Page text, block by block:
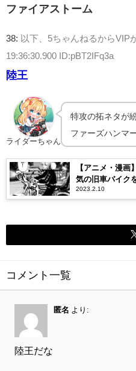
ファイアストーム
38: 以下、5ちゃんねるからVIP
19:36:30.900 ID:pBT2IFq3a
陸王
ライダーちゃん
特攻の拓ネタが
ファーズハンマー
【アニメ・漫画
気の旧車バイク
500万円越えの
2023.2.10
コメント一覧
匿名 より:
陸王だな